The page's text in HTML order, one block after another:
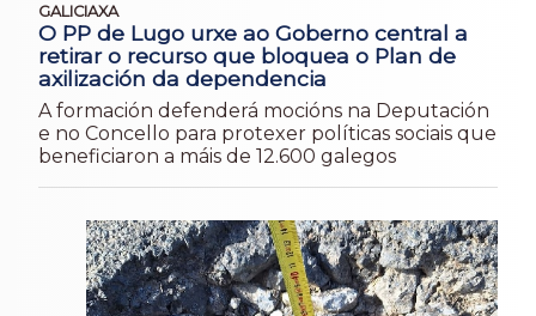
GALICIAXA
O PP de Lugo urxe ao Goberno central a
retirar o recurso que bloquea o Plan de
axilización da dependencia
A formación defenderá mocións na Deputación
e no Concello para protexer políticas sociais que
beneficiaron a máis de 12.600 galegos